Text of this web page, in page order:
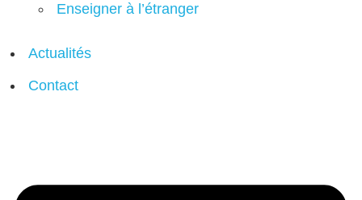
Enseigner à l’étranger
Actualités
Contact